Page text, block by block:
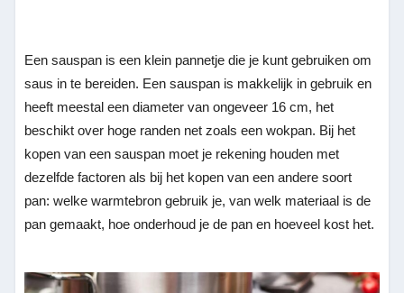
Een sauspan is een klein pannetje die je kunt gebruiken om
saus in te bereiden. Een sauspan is makkelijk in gebruik en
heeft meestal een diameter van ongeveer 16 cm, het
beschikt over hoge randen net zoals een wokpan. Bij het
kopen van een sauspan moet je rekening houden met
dezelfde factoren als bij het kopen van een andere soort
pan: welke warmtebron gebruik je, van welk materiaal is de
pan gemaakt, hoe onderhoud je de pan en hoeveel kost het.